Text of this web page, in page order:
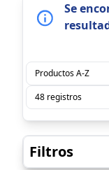
Se
Filtros